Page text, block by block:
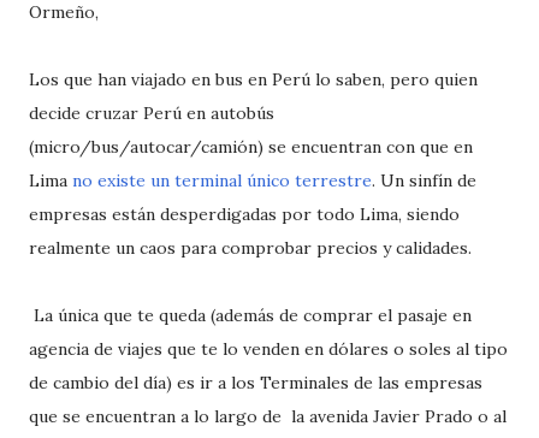
Ormeño,
Los que han viajado en bus en Perú lo saben, pero quien
decide cruzar Perú en autobús
(micro/bus/autocar/camión) se encuentran con que en
Lima no existe un terminal único terrestre. Un sinfín de
empresas están desperdigadas por todo Lima, siendo
realmente un caos para comprobar precios y calidades.
La única que te queda (además de comprar el pasaje en
agencia de viajes que te lo venden en dólares o soles al tipo
de cambio del día) es ir a los Terminales de las empresas
que se encuentran a lo largo de la avenida Javier Prado o al